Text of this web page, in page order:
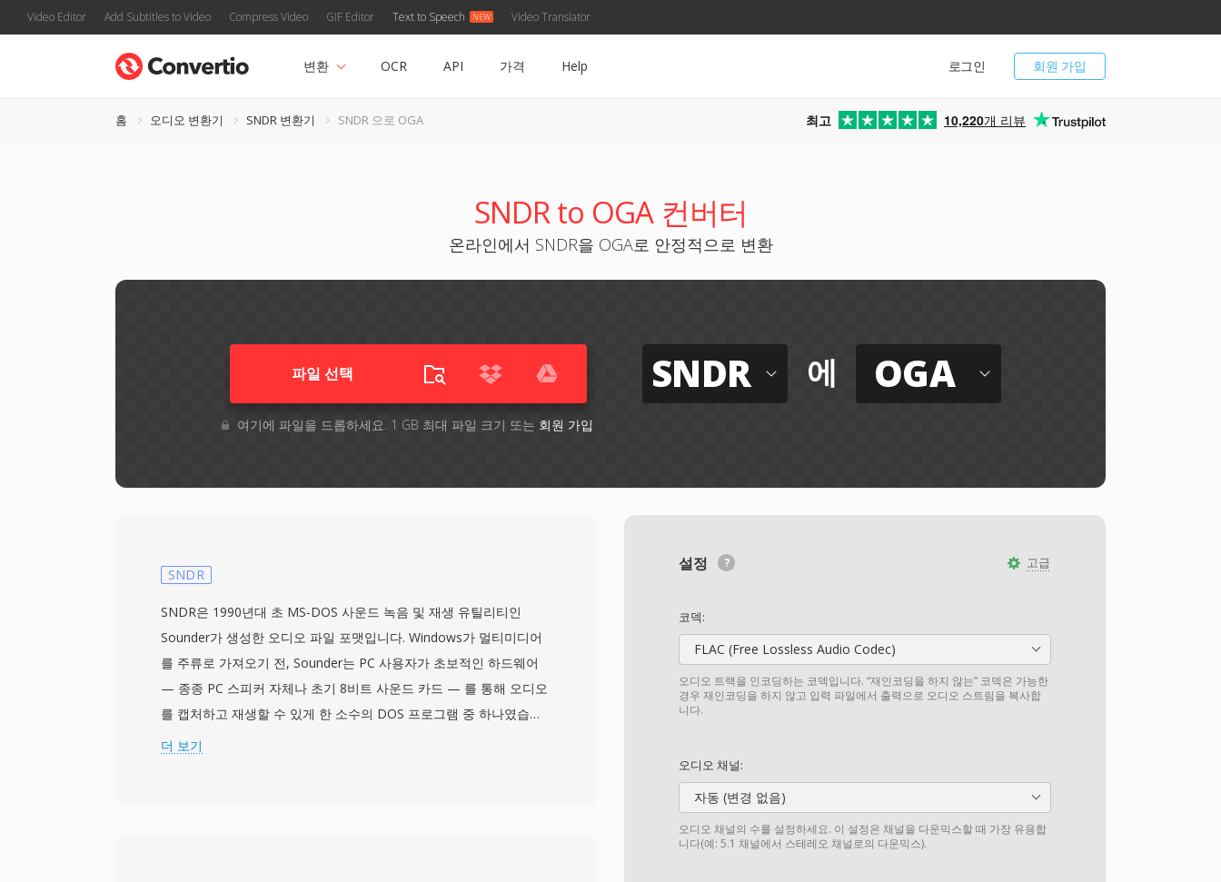
Video Editor Add Subtitles to Video Compress Video GIF Editor Text to Speech Video Translator
회원 가입
로그인
변환 OCR API 가격 Help
홈 오디오 변환기 SNDR 변환기 SNDR 으로 OGA 최고 10,220개 리뷰
SNDR to OGA 컨버터
온라인에서 SNDR을 OGA로 안정적으로 변환
파일 선택
여기에 파일을 드롭하세요. 1 GB 최대 파일 크기 또는 회원 가입
SNDR 에 OGA
고급
설정
코덱:
FLAC (Free Lossless Audio Codec)
오디오 트랙을 인코딩하는 코덱입니다. “재인코딩을 하지 않는” 코덱은 가능한
경우 재인코딩을 하지 않고 입력 파일에서 출력으로 오디오 스트림을 복사합
니다.
오디오 채널:
자동 (변경 없음)
오디오 채널의 수를 설정하세요. 이 설정은 채널을 다운믹스할 때 가장 유용합
니다(예: 5.1 채널에서 스테레오 채널로의 다운믹스).
SNDR
SNDR은 1990년대 초 MS-DOS 사운드 녹음 및 재생 유틸리티인
Sounder가 생성한 오디오 파일 포맷입니다. Windows가 멀티미디어
를 주류로 가져오기 전, Sounder는 PC 사용자가 초보적인 하드웨어
— 종종 PC 스피커 자체나 초기 8비트 사운드 카드 — 를 통해 오디오
를 캡처하고 재생할 수 있게 한 소수의 DOS 프로그램 중 하나였습니
다. 이 포맷은 파일 헤더 없이 8비트 부호 없는 PCM 샘플을 저장하며,
더 보기